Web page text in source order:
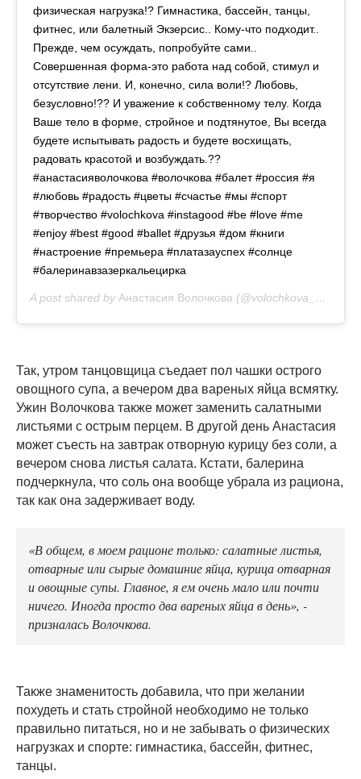
физическая нагрузка!? Гимнастика, бассейн, танцы,
фитнес, или балетный Экзерсис.. Кому-что подходит..
Прежде, чем осуждать, попробуйте сами..
Совершенная форма-это работа над собой, стимул и
отсутствие лени. И, конечно, сила воли!? Любовь,
безусловно!?? И уважение к собственному телу. Когда
Ваше тело в форме, стройное и подтянутое, Вы всегда
будете испытывать радость и будете восхищать,
радовать красотой и возбуждать.??
#анастасияволочкова #волочкова #балет #россия #я
#любовь #радость #цветы #счастье #мы #спорт
#творчество #volochkova #instagood #be #love #me
#enjoy #best #good #ballet #друзья #дом #книги
#настроение #премьера #платазауспех #солнце
#балеринавзазеркальецирка
A post shared by Анастасия Волочкова (@volochkova_art) on
Так, утром танцовщица съедает пол чашки острого
овощного супа, а вечером два вареных яйца всмятку.
Ужин Волочкова также может заменить салатными
листьями с острым перцем. В другой день Анастасия
может съесть на завтрак отворную курицу без соли, а
вечером снова листья салата. Кстати, балерина
подчеркнула, что соль она вообще убрала из рациона,
так как она задерживает воду.
«В общем, в моем рационе только: салатные листья,
отварные или сырые домашние яйца, курица отварная
и овощные супы. Главное, я ем очень мало или почти
ничего. Иногда просто два вареных яйца в день», -
призналась Волочкова.
Также знаменитость добавила, что при желании
похудеть и стать стройной необходимо не только
правильно питаться, но и не забывать о физических
нагрузках и спорте: гимнастика, бассейн, фитнес,
танцы.